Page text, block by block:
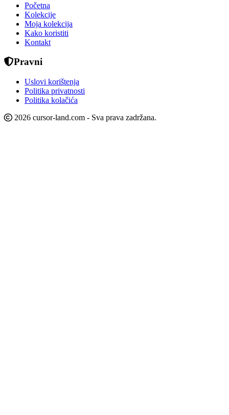
Početna
Kolekcije
Moja kolekcija
Kako koristiti
Kontakt
Pravni
Uslovi korištenja
Politika privatnosti
Politika kolačića
2026 cursor-land.com - Sva prava zadržana.